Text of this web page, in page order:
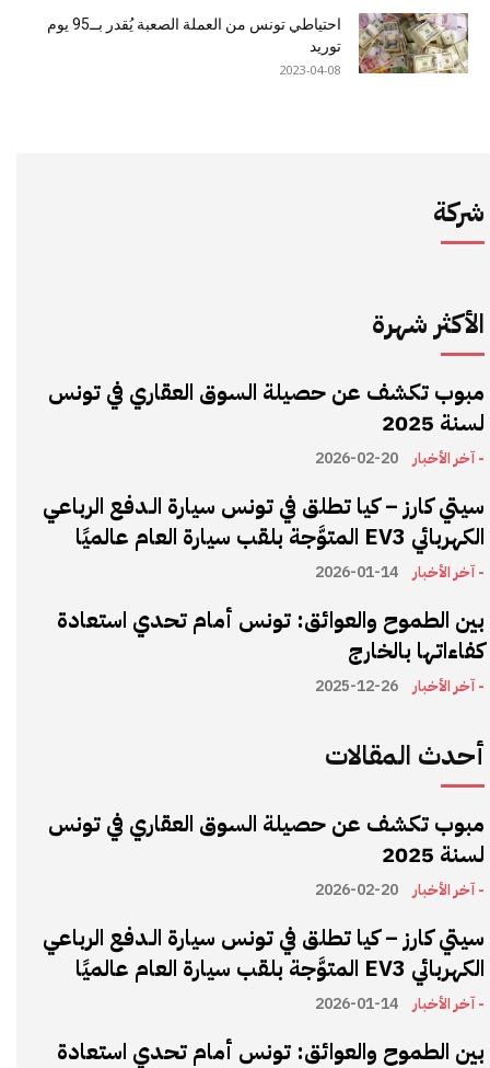
احتياطي تونس من العملة الصعبة يُقدر بــ95 يوم
توريد
2023-04-08
شركة
الأكثر شهرة
مبوب تكشف عن حصيلة السوق العقاري في تونس
لسنة 2025
- آخر الأخبار 2026-02-20
سيتي كارز – كيا تطلق في تونس سيارة الـدفع الرباعي
الكهربائي EV3 المتوَّجة بلقب سيارة العام عالميًا
- آخر الأخبار 2026-01-14
بين الطموح والعوائق: تونس أمام تحدي استعادة
كفاءاتها بالخارج
- آخر الأخبار 2025-12-26
أحدث المقالات
مبوب تكشف عن حصيلة السوق العقاري في تونس
لسنة 2025
- آخر الأخبار 2026-02-20
سيتي كارز – كيا تطلق في تونس سيارة الـدفع الرباعي
الكهربائي EV3 المتوَّجة بلقب سيارة العام عالميًا
- آخر الأخبار 2026-01-14
بين الطموح والعوائق: تونس أمام تحدي استعادة